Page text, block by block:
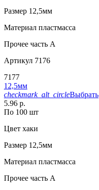
Размер 12,5мм
Материал пластмасса
Прочее часть A
Артикул 7176
7177
12,5мм
checkmark_alt_circleВыбрать
5.96 р.
По 100 шт
Цвет хаки
Размер 12,5мм
Материал пластмасса
Прочее часть A